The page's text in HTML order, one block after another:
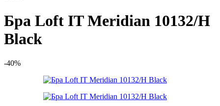
Бра Loft IT Meridian 10132/H
Black
-40%